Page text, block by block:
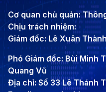
Cơ quan chủ quản:
Chịu trách nhiệm:
Giám đốc: Lê Xuân Thành
Phó Giám đốc: Bùi Minh
Quang Vũ
Địa chỉ: Số 33 Lê Thánh